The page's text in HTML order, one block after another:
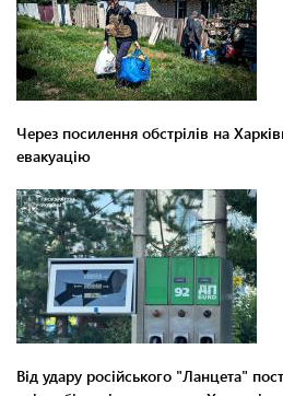
Через посилення обстрілів на
евакуацію
Від удару російського "Ланцета"